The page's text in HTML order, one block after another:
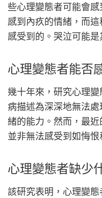
些心理變態者可能會
感到內疚的情緒，而
感受到的。哭泣可能是
心理變態者能否
幾十年來，研究心理
病描述為深深地無法
緒的能力。然而，最
並非無法感受到如悔恨
心理變態者缺少
該研究表明，心理變